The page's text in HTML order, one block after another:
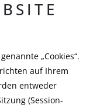
„Cookies“.
auf Ihrem
entweder
(Session-